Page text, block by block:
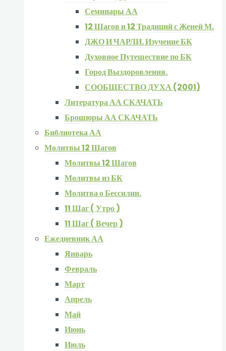
Семинары АА
12 Шагов и 12 Традиций с Женей М.
ДЖО И ЧАРЛИ. Изучение БК
Духовное Путешествие по БК
Город Выздоровления.
СООБЩЕСТВО ДУХА (2001)
Литература АА СКАЧАТЬ
Брошюры АА СКАЧАТЬ
Библиотека АА
Молитвы 12 Шагов
Молитвы 12 Шагов
Молитвы из БК
Молитва о Бессилии.
11 Шаг ( Утро )
11 Шаг ( Вечер )
Ежедневник АА
Январь
Февраль
Март
Апрель
Май
Июнь
Июль